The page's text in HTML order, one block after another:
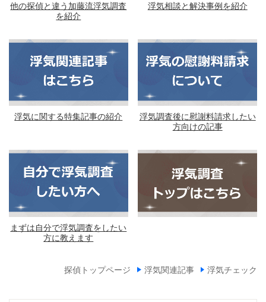
他の探偵と違う加藤流浮気調査
を紹介
浮気相談と解決事例を紹介
浮気に関する特集記事の紹介
浮気調査後に慰謝料請求したい
方向けの記事
まずは自分で浮気調査をしたい
方に教えます
探偵トップページ 浮気関連記事 浮気チェック